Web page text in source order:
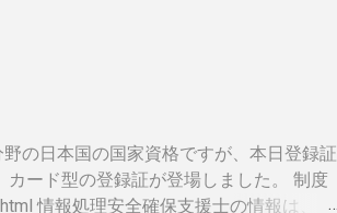
の日本国の国家資格ですが、本日登録証
ード型の登録証が登場しました。 制度
情報処理安全確保支援士の情報は、あ